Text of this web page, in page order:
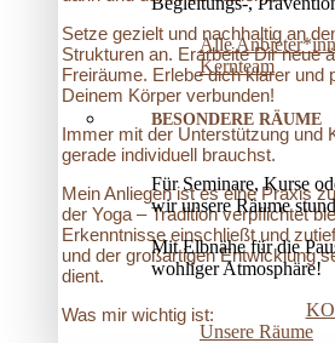
Alle
Kernteam
BESONDERE RÄUME
Für Seminare, Kurse
wir unsere Räume
Mit Elbnähe für die
wohliger Atmosphäre!
Unsere Räume
Setze gezielt und nachhaltig an
Strukturen an. Erarbeite Dir neue
Freiräume. Erlebe dich klarer und
Deinem Körper verbunden!
Immer mit der Unterstützung und
gerade individuell brauchst.
Mein Anliegen ist es eine Praxis
der Yoga – Tradition verpflichtet
Erkenntnisse einschließt und
und der großartigen Entwicklung
dient.
Was mir wichtig ist: